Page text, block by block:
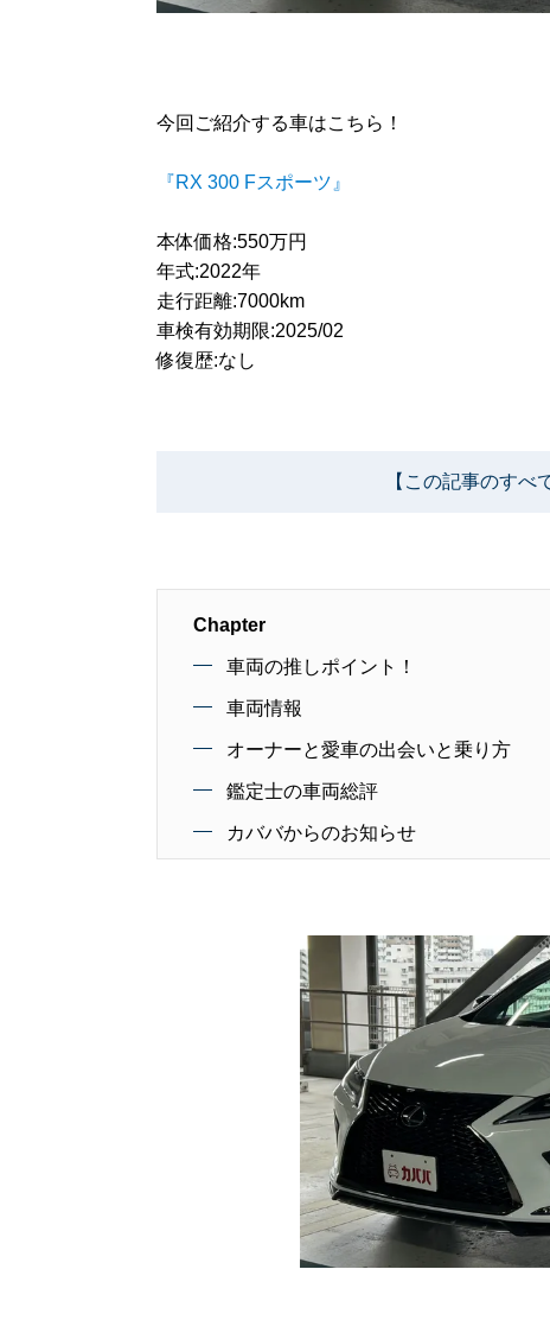
今回ご紹介する車はこちら！
『RX 300 Fスポーツ』
本体価格:550万円
年式:2022年
走行距離:7000km
車検有効期限:2025/02
修復歴:なし
【この記事のすべ
Chapter
車両の推しポイント！
車両情報
オーナーと愛車の出会いと乗り方
鑑定士の車両総評
カババからのお知らせ